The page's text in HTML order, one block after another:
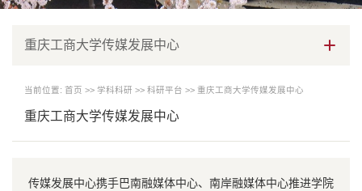
重庆工商大学传媒发展中心
当前位置: 首页 >> 学科科研 >> 科研平台 >> 重庆工商大学传媒发展中心
重庆工商大学传媒发展中心
传媒发展中心携手巴南融媒体中心、南岸融媒体中心推进学院